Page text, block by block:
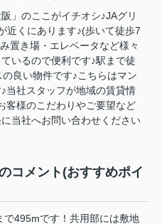
」のここがイチオシ♪JAグリ
近くにあります♪(歩いて徒歩7
置き場・エレベータなど様々
いるので便利です♪駅まで徒
良い物件です♪こちらはマン
当社スタッフが地域の賃貸情
客様のこだわりやご要望など
当社へお問い合わせください
コメント(おすすめポイ
495mです！共用部には敷地